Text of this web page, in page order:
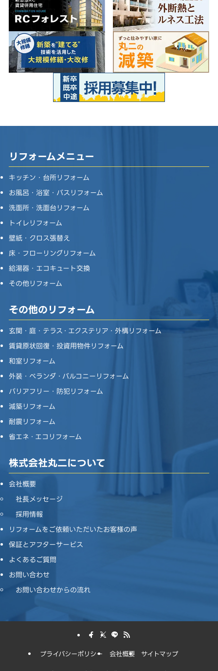
リフォームメニュー
キッチン・台所リフォーム
お風呂・浴室・バスリフォーム
洗面所・洗面台リフォーム
トイレリフォーム
壁紙・クロス張替え
床・フローリングリフォーム
給湯器・エコキュート交換
その他リフォーム
その他のリフォーム
玄関・庭・テラス・エクステリア・外構リフォーム
賃貸原状回復・投資用物件リフォーム
和室リフォーム
外装・ベランダ・バルコニーリフォーム
バリアフリー・防犯リフォーム
減築リフォーム
耐震リフォーム
省エネ・エコリフォーム
株式会社丸二について
会社概要
社長メッセージ
採用情報
リフォームをご依頼いただいたお客様の声
保証とアフターサービス
よくあるご質問
お問い合わせ
お問い合わせからの流れ
プライバシーポリシー 会社概要 サイトマップ